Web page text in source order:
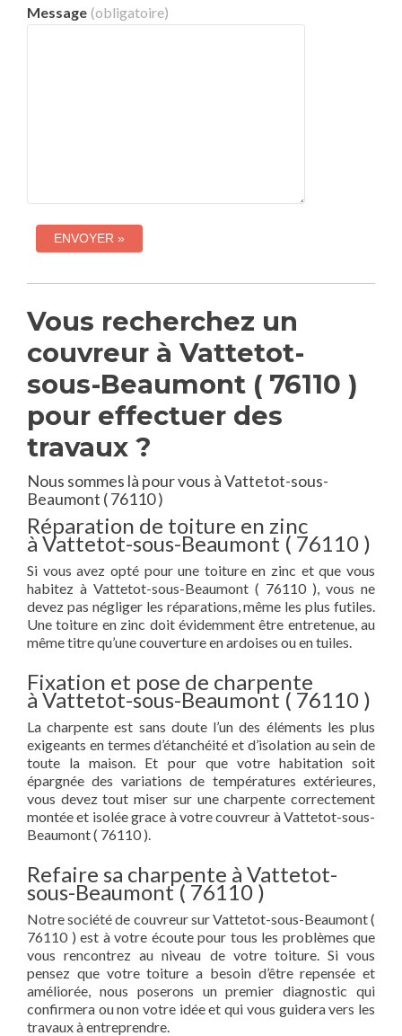
Message (obligatoire)
Vous recherchez un
couvreur à Vattetot-
sous-Beaumont ( 76110 )
pour effectuer des
travaux ?
Nous sommes là pour vous à Vattetot-sous-
Beaumont ( 76110 )
Réparation de toiture en zinc
à Vattetot-sous-Beaumont ( 76110 )
Si vous avez opté pour une toiture en zinc et que vous
habitez à Vattetot-sous-Beaumont ( 76110 ), vous ne
devez pas négliger les réparations, même les plus futiles.
Une toiture en zinc doit évidemment être entretenue, au
même titre qu’une couverture en ardoises ou en tuiles.
Fixation et pose de charpente
à Vattetot-sous-Beaumont ( 76110 )
La charpente est sans doute l’un des éléments les plus
exigeants en termes d’étanchéité et d’isolation au sein de
toute la maison. Et pour que votre habitation soit
épargnée des variations de températures extérieures,
vous devez tout miser sur une charpente correctement
montée et isolée grace à votre couvreur à Vattetot-sous-
Beaumont ( 76110 ).
Refaire sa charpente à Vattetot-
sous-Beaumont ( 76110 )
Notre société de couvreur sur Vattetot-sous-Beaumont (
76110 ) est à votre écoute pour tous les problèmes que
vous rencontrez au niveau de votre toiture. Si vous
pensez que votre toiture a besoin d’être repensée et
améliorée, nous poserons un premier diagnostic qui
confirmera ou non votre idée et qui vous guidera vers les
travaux à entreprendre.